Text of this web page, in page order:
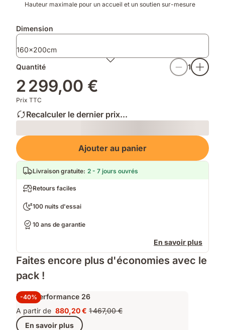
Hauteur maximale pour un accueil et un soutien sur-mesure
Dimension
160x200cm
Quantité
1
2 299,00 €
Prix TTC
Recalculer le dernier prix...
Loading
Ajouter au panier
Livraison gratuite: 2 - 7 jours ouvrés
Retours faciles
100 nuits d'essai
10 ans de garantie
En savoir plus
Faites encore plus d'économies avec le
pack !
-40%
Pack Performance 26
A partir de Prix
880,20 €
880,20 € Prix
1 467,00 €
En savoir plus